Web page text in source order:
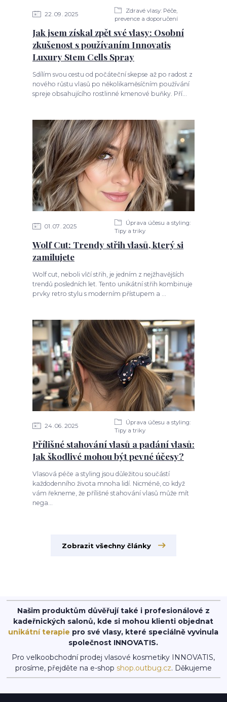
22 09 2025
Zdravé vlasy: Péče,
prevence a doporučení
Jak jsem získal zpět své vlasy: Osobní
zkušenost s používaním Innovatis
Luxury Stem Cells Spray
Sdílím svou cestu od počáteční skepse až po radost z
nového růstu vlasů po několikaměsíčním používání
spreje obsahujícího rostlinné kmenové buňky. Pří...
01 07 2025
Úprava účesu a styling:
Tipy a triky
Wolf Cut: Trendy střih vlasů, který si
zamilujete
Wolf cut, neboli vlčí střih, je jedním z nejžhavějších
trendů posledních let. Tento unikátní střih kombinuje
prvky retro stylu s moderním přístupem a ...
24 06 2025
Úprava účesu a styling:
Tipy a triky
Přílišné stahování vlasů a padání vlasů:
Jak škodlivé mohou být pevné účesy?
Vlasová péče a styling jsou důležitou součástí
každodenního života mnoha lidí. Nicméně, co když
vám řekneme, že přílišné stahování vlasů může mít
nega...
Zobrazit všechny články
Našim produktům důvěřují také i profesionálové z
kadeřnických salonů, kde si mohou klienti objednat
unikátní terapie pro své vlasy, které speciálně vyvinula
společnost INNOVATIS.
Pro velkoobchodní prodej vlasové kosmetiky INNOVATIS,
prosíme, přejděte na e-shop shop.outbug.cz. Děkujeme